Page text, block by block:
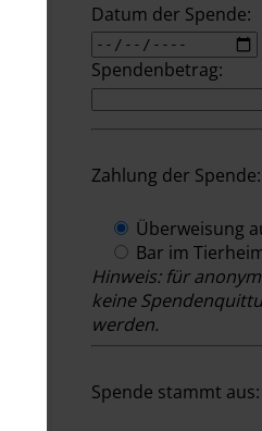
Datum der Spende:
Spendenbetrag:
Zahlung der Spende:
Überweisung
Bar im
Hinweis: für
keine
werden.
Spende stammt aus: